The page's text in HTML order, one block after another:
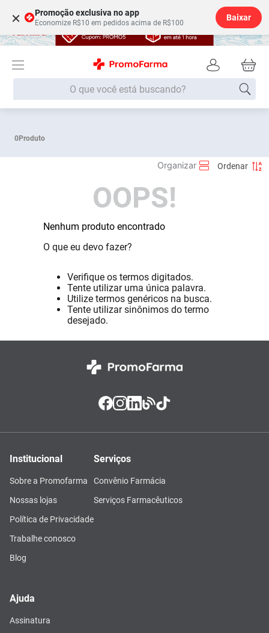
× Promoção exclusiva no app
Economize R$10 em pedidos acima de R$100
Baixar
O que você está buscando?
0Produto
OOPS!
Nenhum produto encontrado
O que eu devo fazer?
Verifique os termos digitados.
Tente utilizar uma única palavra.
Utilize termos genéricos na busca.
Tente utilizar sinônimos do termo
desejado.
Institucional
Sobre a Promofarma
Nossas lojas
Política de Privacidade
Trabalhe conosco
Blog
Serviços
Convênio Farmácia
Serviços Farmacêuticos
Ajuda
Assinatura
Lenço Umedecido
Fralda G
Shampoo
Absorvente
Lavitan
Vitamina D